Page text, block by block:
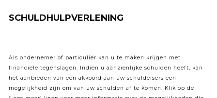
SCHULDHULPVERLENING
Als ondernemer of particulier kan u te maken krijgen met
financiële tegenslagen. Indien u aanzienlijke schulden heeft, kan
het aanbieden van een akkoord aan uw schuldeisers een
mogelijkheid zijn om van uw schulden af te komen. Klik op de